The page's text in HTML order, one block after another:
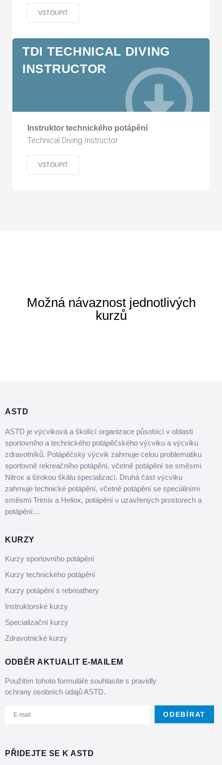
VSTOUPIT
TDI TECHNICAL DIVING
INSTRUCTOR
Instruktor technického potápění
Technical Diving Instructor
VSTOUPIT
Možná návaznost jednotlivých
kurzů
ASTD
ASTD je výcviková a školící organizace působící v oblasti
sportovního a technického potápěčského výcviku a výcviku
zdravotníků. Potápěčský výcvik zahrnuje celou problematiku
sportovně rekreačního potápění, včetně potápění se směsmi
Nitrox a širokou škálu specializací. Druhá část výcviku
zahrnuje technické potápění, včetně potápění se speciálními
směsmi Trimix a Heliox, potápění v uzavřených prostorech a
potápění…
KURZY
Kurzy sportovního potápění
Kurzy technického potápění
Kurzy potápění s rebreathery
Instruktorské kurzy
Specializační kurzy
Zdravotnické kurzy
ODBĚR AKTUALIT E-MAILEM
Použitím tohoto formuláře souhlasíte s pravidly
ochrany osobních údajů ASTD.
ODEBÍRAT
PŘIDEJTE SE K ASTD